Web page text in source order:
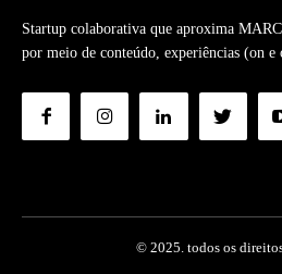
Startup colaborativa que aproxima
por meio de conteúdo, experiências (on e
© 2025. todos os direitos